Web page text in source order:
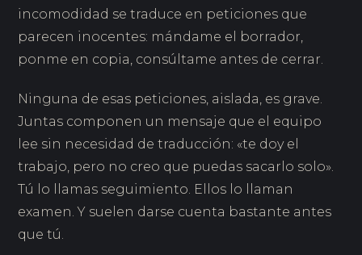
incomodidad se traduce en peticiones que
parecen inocentes: mándame el borrador,
ponme en copia, consúltame antes de cerrar.
Ninguna de esas peticiones, aislada, es grave.
Juntas componen un mensaje que el equipo
lee sin necesidad de traducción: «te doy el
trabajo, pero no creo que puedas sacarlo solo».
Tú lo llamas seguimiento. Ellos lo llaman
examen. Y suelen darse cuenta bastante antes
que tú.